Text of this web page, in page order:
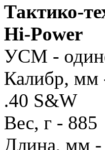
Тактико-
Hi-Power
УСМ -
Калибр, мм
.40 S&W
Вес, г - 885
Длина, мм -